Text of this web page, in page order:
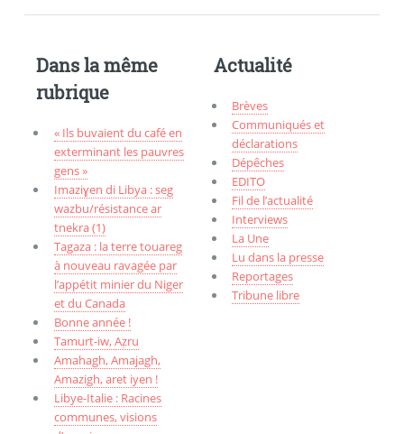
Dans la même
rubrique
« Ils buvaient du café en
exterminant les pauvres
gens »
Imaziɣen di Libya : seg
wazbu/résistance ar
tnekra (1)
Tagaza : la terre touareg
à nouveau ravagée par
l’appétit minier du Niger
et du Canada
Bonne année !
Tamurt-iw, Aẓru
Amahagh, Amajagh,
Amazigh, aret iyen !
Libye-Italie : Racines
communes, visions
Actualité
Brèves
Communiqués et
déclarations
Dépêches
EDITO
Fil de l’actualité
Interviews
La Une
Lu dans la presse
Reportages
Tribune libre